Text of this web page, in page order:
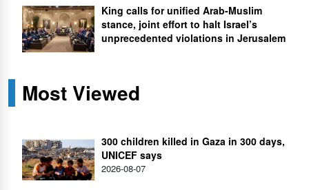
King calls for unified Arab-Muslim
stance, joint effort to halt Israel’s
unprecedented violations in Jerusalem
Most Viewed
300 children killed in Gaza in 300 days,
UNICEF says
2026-08-07